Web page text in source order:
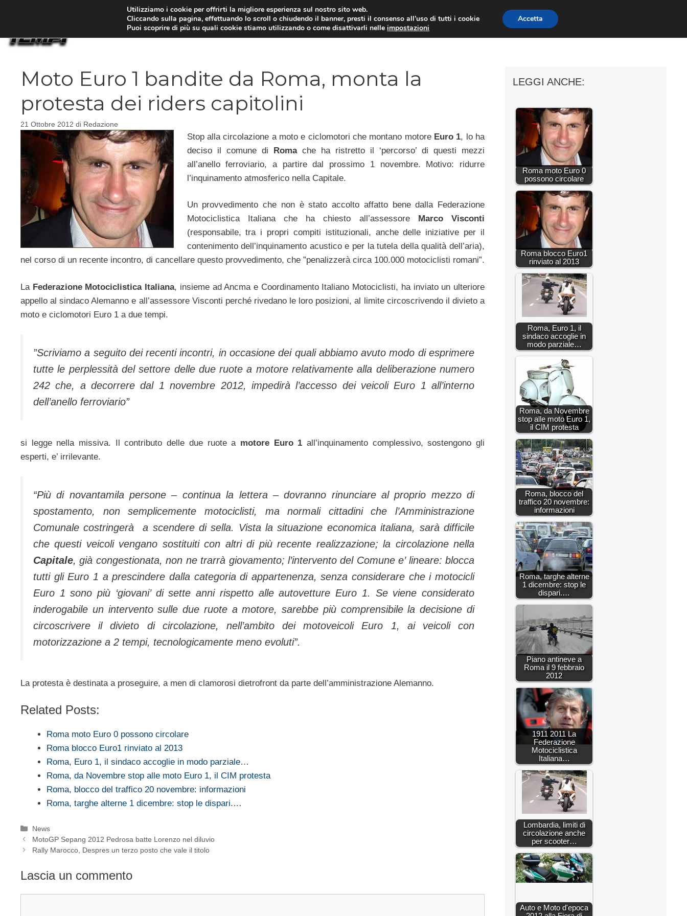
MOTO NEWS ACCESSORI MOTO MOTO GP
Moto Euro 1 bandite da Roma, monta la
protesta dei riders capitolini
21 Ottobre 2012 di Redazione
Stop alla circolazione a moto e ciclomotori che montano motore Euro 1, lo ha
deciso il comune di Romache ha ristretto il ‘percorso’ di questi mezzi
all’anello ferroviario, a partire dal prossimo 1 novembre. Motivo: ridurre
l’inquinamento atmosferico nella Capitale.
Un provvedimento che non è stato accolto affatto bene dalla Federazione
Motociclistica Italiana che ha chiesto all’assessore
Marco Visconti
(responsabile, tra i propri compiti istituzionali, anche delle iniziative per il
contenimento dell’inquinamento acustico e per la tutela della qualità dell’aria),
nel corso di un recente incontro, di cancellare questo provvedimento, che ”penalizzerà circa 100.000 motociclisti romani”.
La Federazione Motociclistica Italiana, insieme ad Ancma e Coordinamento Italiano Motociclisti, ha inviato un ulteriore
appello al sindaco Alemanno e all’assessore Visconti perché rivedano le loro posizioni, al limite circoscrivendo il divieto a
moto e ciclomotori Euro 1 a due tempi.
”Scriviamo a seguito dei recenti incontri, in occasione dei quali abbiamo avuto modo di esprimere
tutte le perplessità del settore delle due ruote a motore relativamente alla deliberazione numero
242 che, a decorrere dal 1 novembre 2012, impedirà l’accesso dei veicoli Euro 1 all’interno
dell’anello ferroviario”
si legge nella missiva. Il contributo delle due ruote a motore Euro 1 all’inquinamento complessivo, sostengono gli
esperti, e’ irrilevante.
“Più di novantamila persone – continua la lettera – dovranno rinunciare al proprio mezzo di
spostamento, non semplicemente motociclisti, ma normali cittadini che l’Amministrazione
Comunale costringerà a scendere di sella. Vista la situazione economica italiana, sarà difficile
che questi veicoli vengano sostituiti con altri di più recente realizzazione; la circolazione nella
Capitale, già congestionata, non ne trarrà giovamento; l’intervento del Comune e’ lineare: blocca
tutti gli Euro 1 a prescindere dalla categoria di appartenenza, senza considerare che i motocicli
Euro 1 sono più ‘giovani’ di sette anni rispetto alle autovetture Euro 1. Se viene considerato
inderogabile un intervento sulle due ruote a motore, sarebbe più comprensibile la decisione di
circoscrivere il divieto di circolazione, nell’ambito dei motoveicoli Euro 1, ai veicoli con
motorizzazione a 2 tempi, tecnologicamente meno evoluti”.
La protesta è destinata a proseguire, a men di clamorosi dietrofront da parte dell’amministrazione Alemanno.
Related Posts:
Roma moto Euro 0 possono circolare
Roma blocco Euro1 rinviato al 2013
Roma, Euro 1, il sindaco accoglie in modo parziale…
Roma, da Novembre stop alle moto Euro 1, il CIM protesta
Roma, blocco del traffico 20 novembre: informazioni
Roma, targhe alterne 1 dicembre: stop le dispari.…
Categorie
News
MotoGP Sepang 2012 Pedrosa batte Lorenzo nel diluvio
Rally Marocco, Despres un terzo posto che vale il titolo
Lascia un commento
LEGGI ANCHE:
Roma moto Euro 0
possono circolare
Roma blocco Euro1
rinviato al 2013
Roma, Euro 1, il
sindaco accoglie in
modo parziale…
Roma, da Novembre
stop alle moto Euro 1,
il CIM protesta
Roma, blocco del
traffico 20 novembre:
informazioni
Roma, targhe alterne
1 dicembre: stop le
dispari.…
Piano antineve a
Roma il 9 febbraio
2012
1911 2011 La
Federazione
Motociclistica
Italiana…
Lombardia, limiti di
circolazione anche
per scooter…
Auto e Moto d'epoca
Utilizziamo i cookie per offrirti la migliore esperienza sul nostro sito web.
Cliccando sulla pagina, effettuando lo scroll o chiudendo il banner, presti il consenso all’uso di tutti i cookie
Puoi scoprire di più su quali cookie stiamo utilizzando o come disattivarli nelleimpostazioni
Accetta